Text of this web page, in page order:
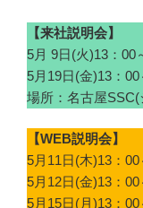
【来社説明会】
5月 9日(火)13：00
5月19日(金)13：
場所：名古屋
【WEB説明会】
5月11日(木)13：00
5月12日(金)13：00
5月15日(月)13：00